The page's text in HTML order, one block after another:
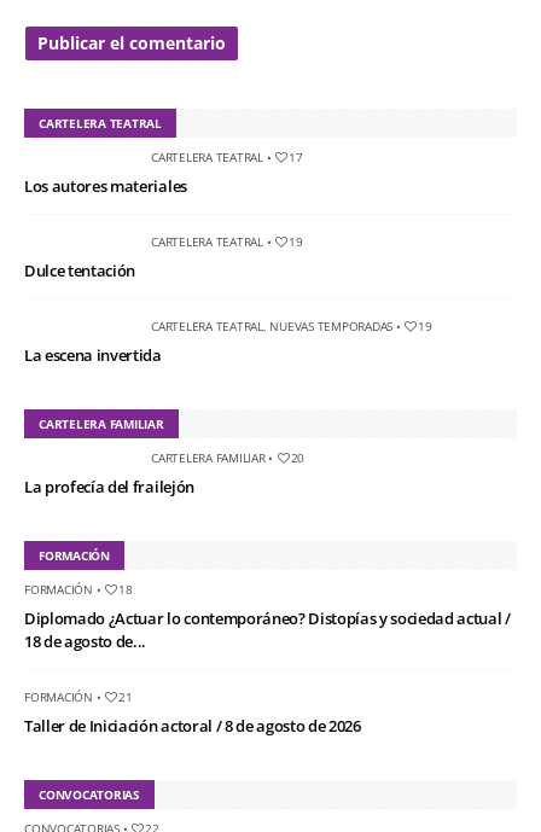
CARTELERA TEATRAL
CARTELERA TEATRAL• 17
Los autores materiales
CARTELERA TEATRAL• 19
Dulce tentación
CARTELERA TEATRAL, NUEVAS TEMPORADAS • 19
La escena invertida
CARTELERA FAMILIAR
CARTELERA FAMILIAR• 20
La profecía del frailejón
FORMACIÓN
FORMACIÓN • 18
Diplomado ¿Actuar lo contemporáneo? Distopías y sociedad actual /
18 de agosto de...
FORMACIÓN • 21
Taller de Iniciación actoral / 8 de agosto de 2026
CONVOCATORIAS